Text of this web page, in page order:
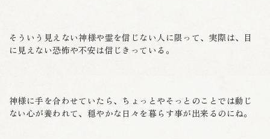
そういう見えない神様や霊を信じない人に限って、実際は、目
に見えない恐怖や不安は信じきっている。
神様に手を合わせていたら、ちょっとやそっとのことでは動じ
ない心が養われて、穏やかな日々を暮らす事が出来るのにね。